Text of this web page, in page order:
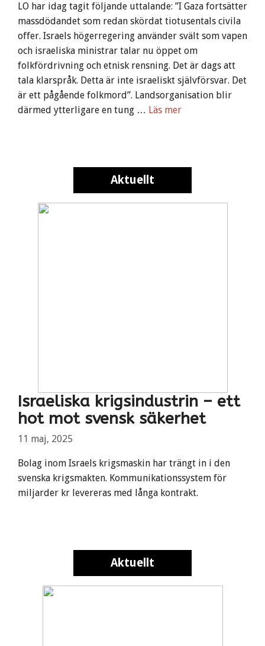
LO har idag tagit följande uttalande: ”I Gaza fortsätter
massdödandet som redan skördat tiotusentals civila
offer. Israels högerregering använder svält som vapen
och israeliska ministrar talar nu öppet om
folkfördrivning och etnisk rensning. Det är dags att
tala klarspråk. Detta är inte israeliskt självförsvar. Det
är ett pågående folkmord”. Landsorganisation blir
därmed ytterligare en tung … Läs mer
Aktuellt
Aktuellt
Israeliska krigsindustrin – ett
hot mot svensk säkerhet
11 maj, 2025
Bolag inom Israels krigsmaskin har trängt in i den
svenska krigsmakten. Kommunikationssystem för
miljarder kr levereras med långa kontrakt.
Aktuellt
Aktuellt